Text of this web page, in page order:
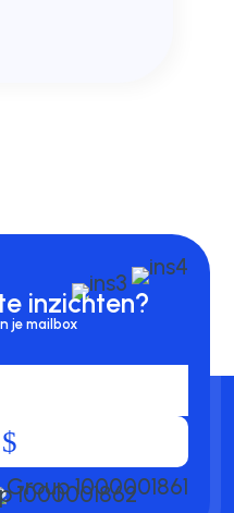
inzichten?
je mailbox